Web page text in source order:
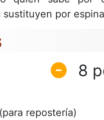
por
8
repostería)